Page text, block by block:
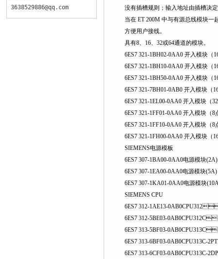
3638529886@qq.com
没有插槽规则；输入地址由插槽决定
当在 ET 200M 中与有源总线模块一起使用
方便用户接线。
具有8、16、32或64通道的模块。
6ES7 321-1BH02-0AA0 开入模块（16
6ES7 321-1BH10-0AA0 开入模块（16
6ES7 321-1BH50-0AA0 开入模块（
6ES7 321-7BH01-0AB0 开入模块（
6ES7 321-1EL00-0AA0 开入模块（32
6ES7 321-1FF01-0AA0 开入模块（8点
6ES7 321-1FF10-0AA0 开入模块（8点
6ES7 321-1FH00-0AA0 开入模块（16
SIEMENS电源模板
6ES7 307-1BA00-0AA0电源模块(2A)
6ES7 307-1EA00-0AA0电源模块(5A)
6ES7 307-1KA01-0AA0电源模块
SIEMENS CPU
6ES7 312-1AE13-
6ES7 312-5BE03-
6ES7 313-5BF03-
6ES7 313-6BF03-0AB0CPU313C-
6ES7 313-6CF03-0AB0CPU313C-